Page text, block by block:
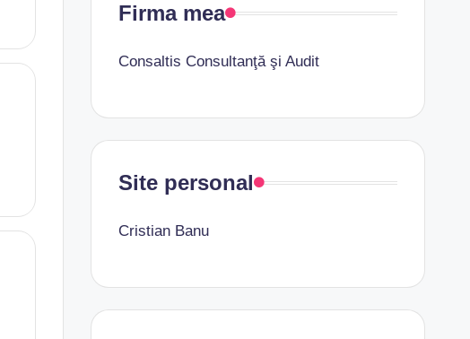
Firma mea
Consaltis Consultanţă şi Audit
Site personal
Cristian Banu